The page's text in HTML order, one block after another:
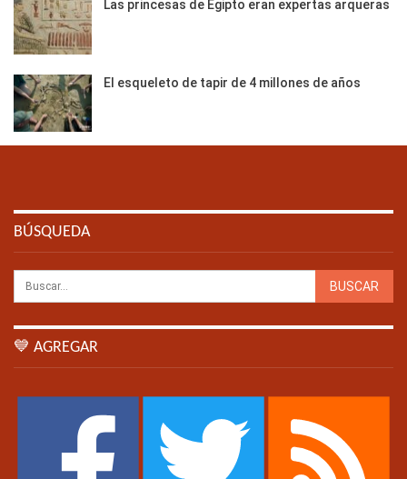
Las princesas de Egipto eran expertas arqueras
El esqueleto de tapir de 4 millones de años
BÚSQUEDA
💙 AGREGAR